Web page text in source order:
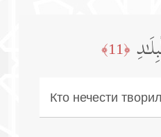
﴿11﴾
Кто нечести